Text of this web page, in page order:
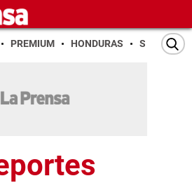
PREMIUM HONDURAS SAN PEDRO